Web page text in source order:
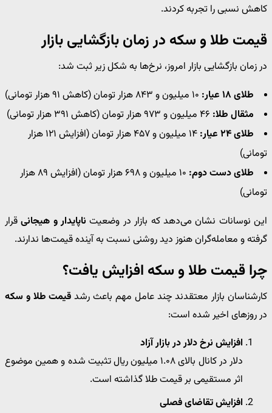
کاهش نسبی را تجربه کردند.
قیمت طلا و سکه در زمان بازگشایی بازار
در زمان بازگشایی بازار امروز، نرخ‌ها به شکل زیر ثبت شد:
طلای ۱۸ عیار:
مثقال طلا:
طلای ۲۴ عیار:
۱۴ میلیون و ۴۵۷ هزار تومان (افزایش ۱۲۱ هزار
تومانی)
طلای دست دوم:
۱۰ میلیون و ۶۹۸ هزار تومان (افزایش ۸۹ هزار
تومانی)
این نوسانات نشان می‌دهد که بازار در وضعیت ناپایدار و هیجانیقرار
گرفته و معامله‌گران هنوز دید روشنی نسبت به آینده قیمت‌ها ندارند.
چرا قیمت طلا و سکه افزایش یافت؟
کارشناسان بازار معتقدند چند عامل مهم باعث رشد قیمت طلا و سکه
در روزهای اخیر شده است:
افزایش نرخ دلار در بازار آزاد
دلار در کانال بالای ۱.۰۸ میلیون ریال تثبیت شده و همین موضوع
اثر مستقیمی بر قیمت طلا گذاشته است.
افزایش تقاضای فصلی